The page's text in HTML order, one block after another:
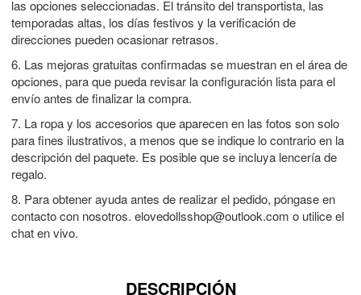
las opciones seleccionadas. El tránsito del transportista, las
temporadas altas, los días festivos y la verificación de
direcciones pueden ocasionar retrasos.
6. Las mejoras gratuitas confirmadas se muestran en el área de
opciones, para que pueda revisar la configuración lista para el
envío antes de finalizar la compra.
7. La ropa y los accesorios que aparecen en las fotos son solo
para fines ilustrativos, a menos que se indique lo contrario en la
descripción del paquete. Es posible que se incluya lencería de
regalo.
8. Para obtener ayuda antes de realizar el pedido, póngase en
contacto con nosotros. elovedollsshop@outlook.com o utilice el
chat en vivo.
DESCRIPCIÓN